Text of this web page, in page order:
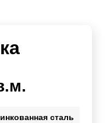
сталь